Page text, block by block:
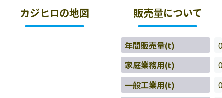
カジヒロの地図 販売量について
年間販売量(t)
0
家庭業務用(t)
0
一般工業用(t)
0